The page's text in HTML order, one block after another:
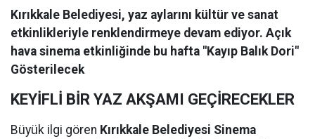
Kırıkkale Belediyesi, yaz aylarını kültür ve sanat
etkinlikleriyle renklendirmeye devam ediyor. Açık
hava sinema etkinliğinde bu hafta "Kayıp Balık Dori"
Gösterilecek
KEYİFLİ BİR YAZ AKŞAMI GEÇİRECEKLER
Büyük ilgi gören Kırıkkale Belediyesi Sinema